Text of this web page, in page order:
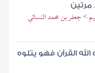
مرتين
> جعفر بن محمد النسائي
القرآن فهو يتلوه